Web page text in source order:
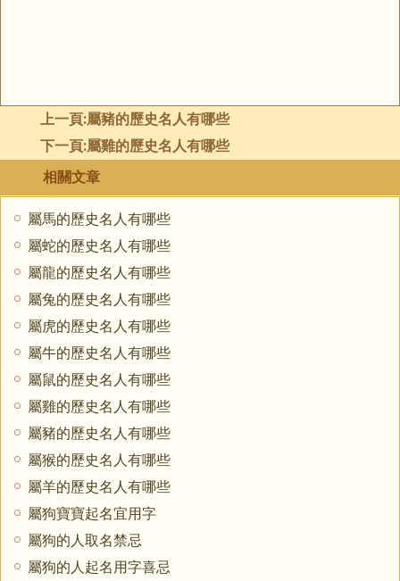
上一頁:屬豬的歷史名人有哪些
下一頁:屬雞的歷史名人有哪些
相關文章
屬馬的歷史名人有哪些
屬蛇的歷史名人有哪些
屬龍的歷史名人有哪些
屬兔的歷史名人有哪些
屬虎的歷史名人有哪些
屬牛的歷史名人有哪些
屬鼠的歷史名人有哪些
屬雞的歷史名人有哪些
屬豬的歷史名人有哪些
屬猴的歷史名人有哪些
屬羊的歷史名人有哪些
屬狗寶寶起名宜用字
屬狗的人取名禁忌
屬狗的人起名用字喜忌